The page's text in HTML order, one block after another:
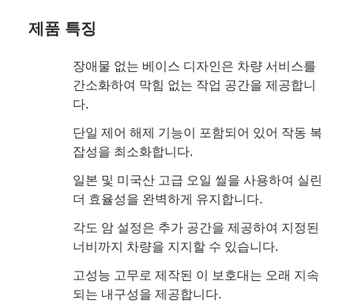
제품 특징
장애물 없는 베이스 디자인은 차량 서비스를
간소화하여 막힘 없는 작업 공간을 제공합니
다.
단일 제어 해제 기능이 포함되어 있어 작동 복
잡성을 최소화합니다.
일본 및 미국산 고급 오일 씰을 사용하여 실린
더 효율성을 완벽하게 유지합니다.
각도 암 설정은 추가 공간을 제공하여 지정된
너비까지 차량을 지지할 수 있습니다.
고성능 고무로 제작된 이 보호대는 오래 지속
되는 내구성을 제공합니다.